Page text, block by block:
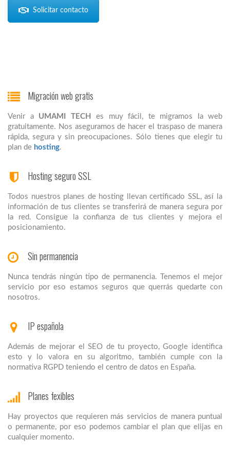
Solicitar contacto
Migración web gratis
Venir a UMAMI TECH
es muy fácil, te migramos la web
gratuitamente. Nos aseguramos de hacer el traspaso de manera
rápida, segura y sin preocupaciones. Sólo tienes que elegir tu
plan de hosting.
Hosting seguro SSL
Todos nuestros planes de hosting llevan certificado SSL, así la
información de tus clientes se transferirá de manera segura por
la red. Consigue la confianza de tus clientes y mejora el
posicionamiento.
Sin permanencia
Nunca tendrás ningún tipo de permanencia. Tenemos el mejor
servicio por eso estamos seguros que querrás quedarte con
nosotros.
IP española
Además de mejorar el SEO de tu proyecto, Google identifica
esto y lo valora en su algoritmo, también cumple con la
normativa RGPD teniendo el centro de datos en España.
Planes fexibles
Hay proyectos que requieren más servicios de manera puntual
o permanente, por eso podemos cambiar el plan que elijas en
cualquier momento.